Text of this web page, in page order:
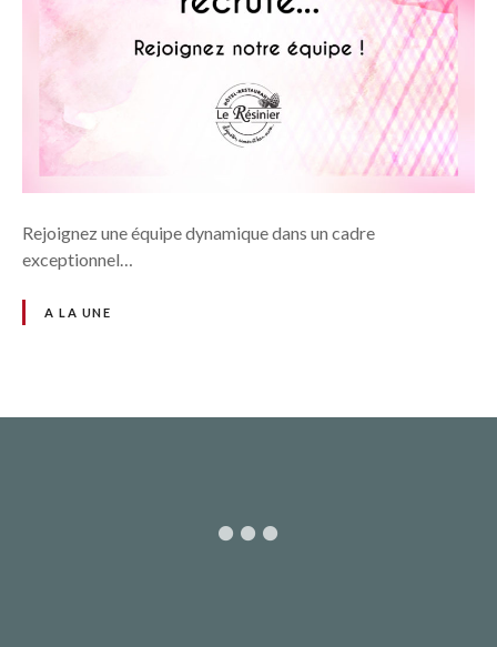
Rejoignez une équipe dynamique dans un cadre
exceptionnel…
A LA UNE